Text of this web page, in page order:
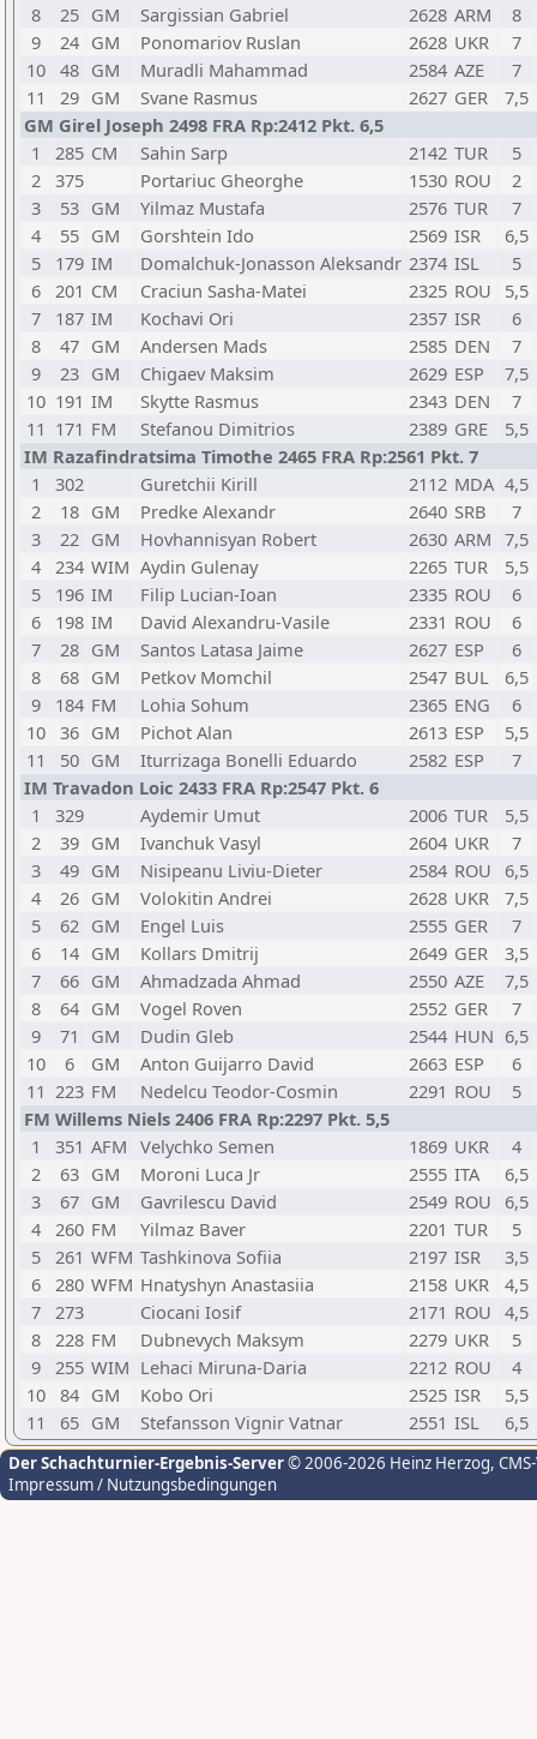
8
25 GM Sargissian Gabriel 2628 ARM
8
9
24 GM Ponomariov Ruslan 2628 UKR
7
10 48 GM Muradli Mahammad 2584 AZE
7
11
29 GM Svane Rasmus 2627 GER
7,5
GM Girel Joseph 2498 FRA Rp:2412 Pkt. 6,5
1
285 CM Sahin Sarp 2142 TUR
5
2 375 Portariuc Gheorghe 1530 ROU
2
3
53 GM Yilmaz Mustafa 2576 TUR
7
4
55 GM Gorshtein Ido 2569 ISR
6,5
5
179 IM Domalchuk-Jonasson Aleksandr 2374 ISL
5
6 201 CM Craciun Sasha-Matei 2325 ROU
5,5
7
187 IM Kochavi Ori 2357 ISR
6
8
47 GM Andersen Mads 2585 DEN
7
9
23 GM Chigaev Maksim 2629 ESP
7,5
10 191 IM Skytte Rasmus 2343 DEN
7
11 171 FM Stefanou Dimitrios 2389 GRE
5,5
IM Razafindratsima Timothe 2465 FRA Rp:2561 Pkt. 7
1
302 Guretchii Kirill 2112 MDA 4,5
2
18 GM Predke Alexandr 2640 SRB
7
3
22 GM Hovhannisyan Robert 2630 ARM 7,5
4 234 WIM Aydin Gulenay 2265 TUR
5,5
5
196 IM Filip Lucian-Ioan 2335 ROU
6
6
198 IM David Alexandru-Vasile 2331 ROU
6
7
28 GM Santos Latasa Jaime 2627 ESP
6
8
68 GM Petkov Momchil 2547 BUL
6,5
9
184 FM Lohia Sohum 2365 ENG
6
10 36 GM Pichot Alan 2613 ESP
5,5
11
50 GM Iturrizaga Bonelli Eduardo 2582 ESP
7
IM Travadon Loic 2433 FRA Rp:2547 Pkt. 6
1
329 Aydemir Umut 2006 TUR
5,5
2
39 GM Ivanchuk Vasyl 2604 UKR
7
3
49 GM Nisipeanu Liviu-Dieter 2584 ROU
6,5
4
26 GM Volokitin Andrei 2628 UKR
7,5
5
62 GM Engel Luis 2555 GER
7
6
14 GM Kollars Dmitrij 2649 GER
3,5
7
66 GM Ahmadzada Ahmad 2550 AZE
7,5
8
64 GM Vogel Roven 2552 GER
7
9
71 GM Dudin Gleb 2544 HUN 6,5
10
6 GM Anton Guijarro David 2663 ESP
6
11 223 FM Nedelcu Teodor-Cosmin 2291 ROU
5
FM Willems Niels 2406 FRA Rp:2297 Pkt. 5,5
1
351 AFM Velychko Semen 1869 UKR
4
2
63 GM Moroni Luca Jr 2555 ITA
6,5
3
67 GM Gavrilescu David 2549 ROU
6,5
4 260 FM Yilmaz Baver 2201 TUR
5
5 261 WFM Tashkinova Sofiia 2197 ISR
3,5
6 280 WFM Hnatyshyn Anastasiia 2158 UKR
4,5
7 273 Ciocani Iosif 2171 ROU 4,5
8 228 FM Dubnevych Maksym 2279 UKR
5
9 255 WIM Lehaci Miruna-Daria 2212 ROU
4
10 84 GM Kobo Ori 2525 ISR
5,5
11
65 GM Stefansson Vignir Vatnar 2551 ISL 6,5
Der Schachturnier-Ergebnis-Server© 2006-2026 Heinz Herzog,
Impressum / Nutzungsbedingungen